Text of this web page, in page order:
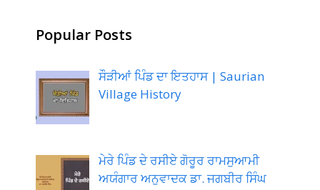
Popular Posts
ਸੌੜੀਆਂ ਪਿੰਡ ਦਾ ਇਤਹਾਸ | Saurian
Village History
ਮੇਰੇ ਪਿੰਡ ਦੇ ਰਸੀਏ ਗੋਰੂਰ ਰਾਮਸੁਆਮੀ
ਅਯੰਗਾਰ ਅਨੁਵਾਦਕ ਡਾ. ਜਗਬੀਰ ਸਿੰਘ